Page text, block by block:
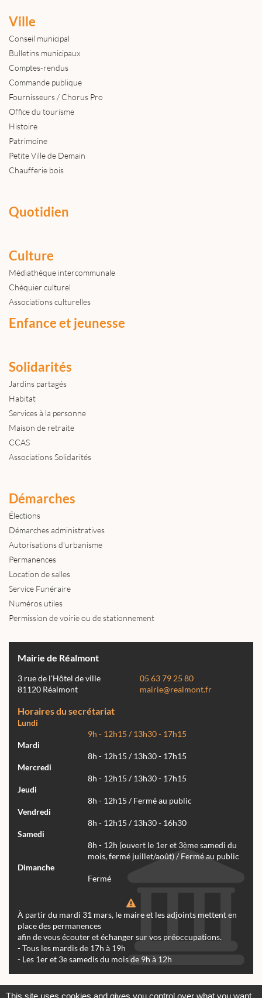
Ville
Conseil municipal
Bulletins municipaux
Comptes-rendus
Commande publique
Fournisseurs / Chorus Pro
Office du tourisme
Histoire
Patrimoine
Petite Ville de Demain
Chaufferie bois
Quotidien
Culture
Médiathèque intercommunale
Chéquier culturel
Associations culturelles
Enfance et jeunesse
Solidarités
Jardins partagés
Habitat
Services à la personne
Maison de retraite
CCAS
Associations Solidarités
Démarches
Élections
Démarches administratives
Autorisations d'urbanisme
Permanences
Location de salles
Service Funéraire
Numéros utiles
Permission de voirie ou de stationnement
Mairie de Réalmont
3 rue de l'Hôtel de ville
81120 Réalmont
05 63 79 25 80
mairie@realmont.fr
Horaires du secrétariat
Lundi
9h - 12h15 / 13h30 - 17h15
Mardi
8h - 12h15 / 13h30 - 17h15
Mercredi
8h - 12h15 / 13h30 - 17h15
Jeudi
8h - 12h15 / Fermé au public
Vendredi
8h - 12h15 / 13h30 - 16h30
Samedi
8h - 12h (ouvert le 1er et 3ème samedi du
mois, fermé juillet/août) / Fermé au public
Dimanche
Fermé
À partir du mardi 31 mars, le maire et les adjoints mettent en
place des permanences
afin de vous écouter et échanger sur vos préoccupations.
- Tous les mardis de 17h à 19h
- Les 1er et 3e samedis du mois de 9h à 12h
This site uses cookies and gives you control over what you want